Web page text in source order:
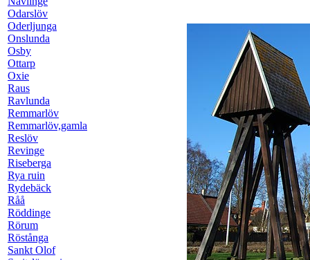
Odarslöv
Oderljunga
Onslunda
Osby
Ottarp
Oxie
Raus
Ravlunda
Remmarlöv
Remmarlöv,gamla
Reslöv
Revinge
Riseberga
Rya ruin
Rydebäck
Råå
Röddinge
Rörum
Röstånga
Sankt Olof